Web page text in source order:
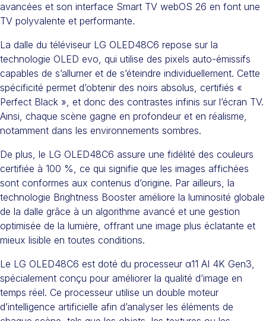
avancées et son interface Smart TV webOS 26 en font une
TV polyvalente et performante.
La dalle du téléviseur LG OLED48C6 repose sur la
technologie OLED evo, qui utilise des pixels auto-émissifs
capables de s’allumer et de s’éteindre individuellement. Cette
spécificité permet d’obtenir des noirs absolus, certifiés «
Perfect Black », et donc des contrastes infinis sur l’écran TV.
Ainsi, chaque scène gagne en profondeur et en réalisme,
notamment dans les environnements sombres.
De plus, le LG OLED48C6 assure une fidélité des couleurs
certifiée à 100 %, ce qui signifie que les images affichées
sont conformes aux contenus d’origine. Par ailleurs, la
technologie Brightness Booster améliore la luminosité globale
de la dalle grâce à un algorithme avancé et une gestion
optimisée de la lumière, offrant une image plus éclatante et
mieux lisible en toutes conditions.
Le LG OLED48C6 est doté du processeur α11 AI 4K Gen3,
spécialement conçu pour améliorer la qualité d’image en
temps réel. Ce processeur utilise un double moteur
d’intelligence artificielle afin d’analyser les éléments de